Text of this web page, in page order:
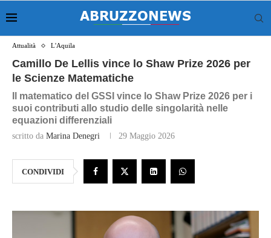
Attualità L'Aquila
Camillo De Lellis vince lo Shaw Prize 2026 per
le Scienze Matematiche
Il matematico del GSSI vince lo Shaw Prize 2026 per i
suoi contributi allo studio delle singolarità nelle
equazioni differenziali
scritto da Marina Denegri 29 Maggio 2026
CONDIVIDI